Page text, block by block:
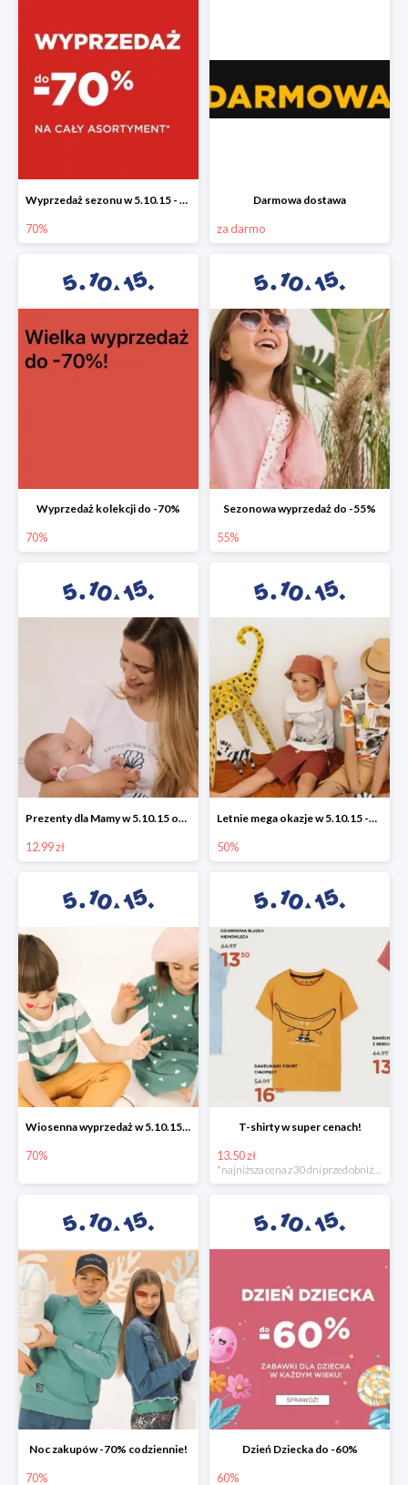
Wyprzedaż sezonu w 5.10.15 - cały asortyment -70%
70%
Darmowa dostawa
za darmo
Wyprzedaż kolekcji do -70%
70%
Sezonowa wyprzedaż do -55%
55%
Prezenty dla Mamy w 5.10.15 od 12,99 zł
12.99 zł
Letnie mega okazje w 5.10.15 -50%
50%
Wiosenna wyprzedaż w 5.10.15 -70%
70%
T-shirty w super cenach!
13.50 zł
*najniższa cena z 30 dni przed obniżką
Noc zakupów -70% codziennie!
70%
Dzień Dziecka do -60%
60%